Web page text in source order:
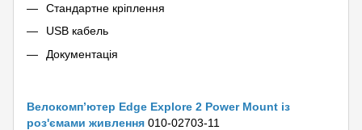
Стандартне кріплення
USB кабель
Документація
Велокомп’ютер Edge Explore 2 Power Mount із
роз'ємами живлення 010-02703-11